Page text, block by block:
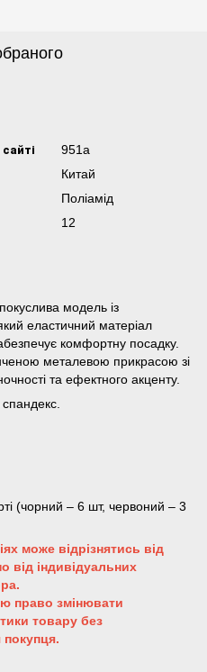
951а
Китай
Поліамід
12
модель із
еластичний матеріал
комфортну посадку.
металевою прикрасою зі
та ефектного акценту.
(чорний – 6 шт, червоний – 3
може відрізнятись від
від індивідуальних
право змінювати
товару без